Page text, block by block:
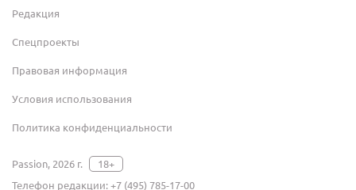
Редакция
Спецпроекты
Правовая информация
Условия использования
Политика конфиденциальности
Passion, 2026 г.
18+
Телефон редакции:+7 (495) 785-17-00